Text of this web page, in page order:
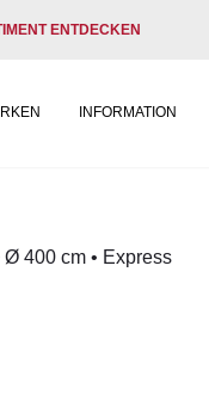
ENTDECKEN
INFORMATION
400 cm • Express